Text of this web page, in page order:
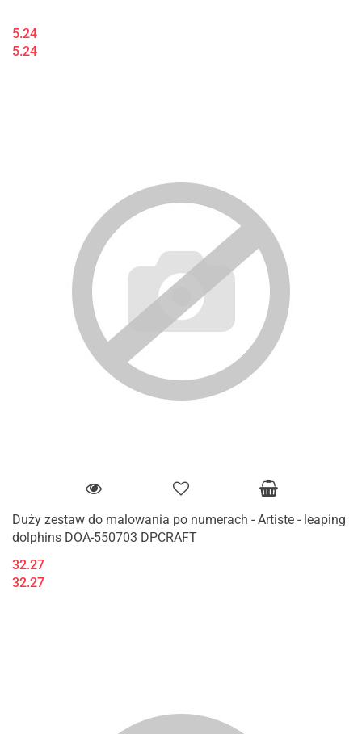
5.24
5.24
Duży zestaw do malowania po numerach - Artiste - leaping
dolphins DOA-550703 DPCRAFT
32.27
32.27